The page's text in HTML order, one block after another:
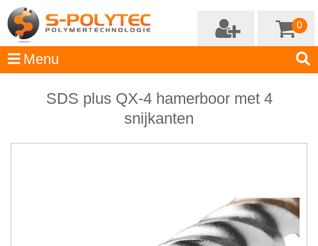
0
SDS plus QX-4 hamerboor met 4
snijkanten